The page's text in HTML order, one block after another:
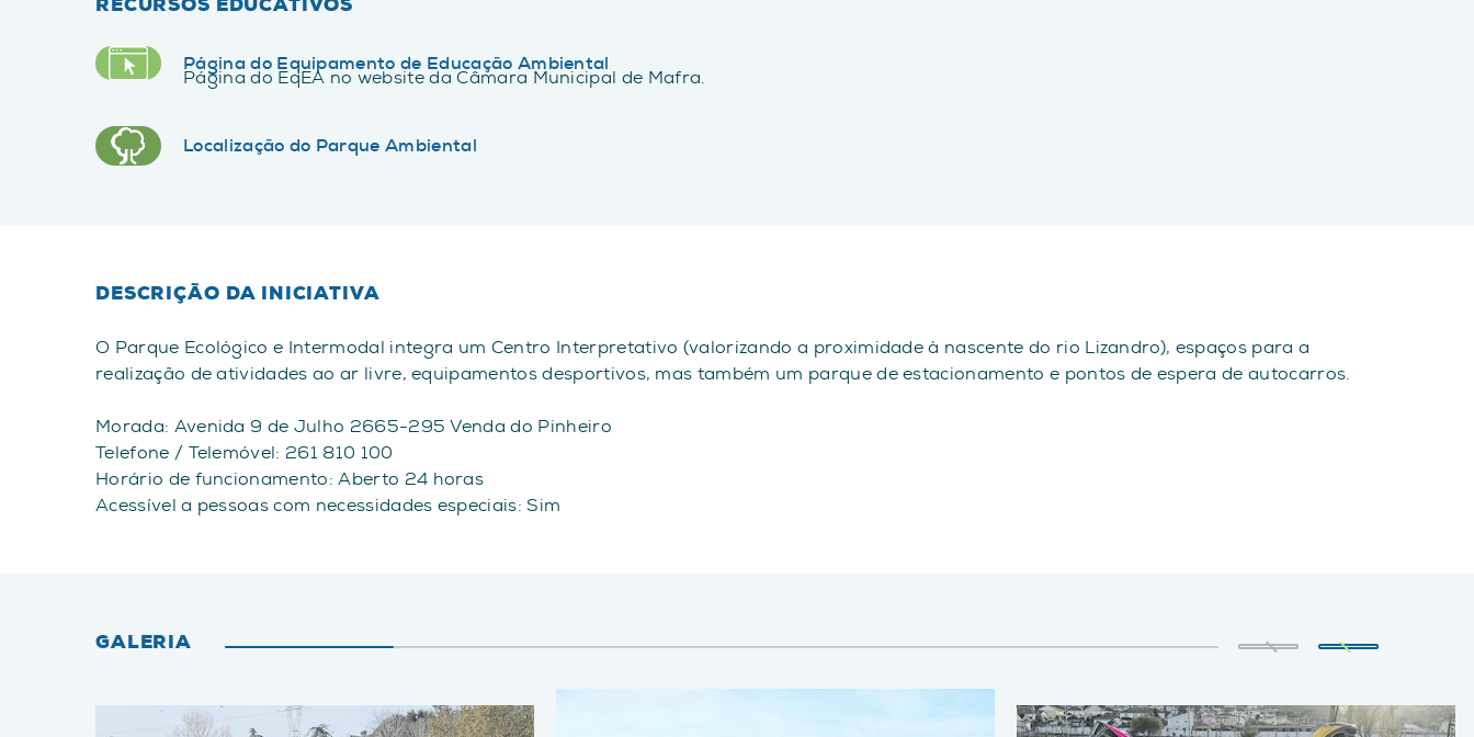
RECURSOS EDUCATIVOS
Página do Equipamento de Educação Ambiental
Página do EqEA no website da Câmara Municipal de Mafra.
Localização do Parque Ambiental
DESCRIÇÃO DA INICIATIVA
O Parque Ecológico e Intermodal integra um Centro Interpretativo (valorizando a proximidade à nascente do rio Lizandro), espaços para a
realização de atividades ao ar livre, equipamentos desportivos, mas também um parque de estacionamento e pontos de espera de autocarros.
Morada: Avenida 9 de Julho 2665-295 Venda do Pinheiro
Telefone / Telemóvel: 261 810 100
Horário de funcionamento: Aberto 24 horas
Acessível a pessoas com necessidades especiais: Sim
GALERIA